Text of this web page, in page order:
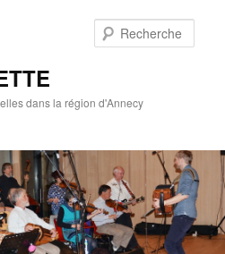
dans la région d'Annecy